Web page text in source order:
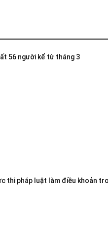
56 người kể từ tháng 3
thi pháp luật làm điều khoản